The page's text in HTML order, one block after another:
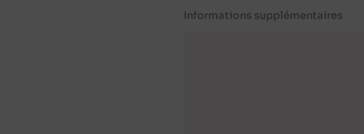
Informations supplémentaires